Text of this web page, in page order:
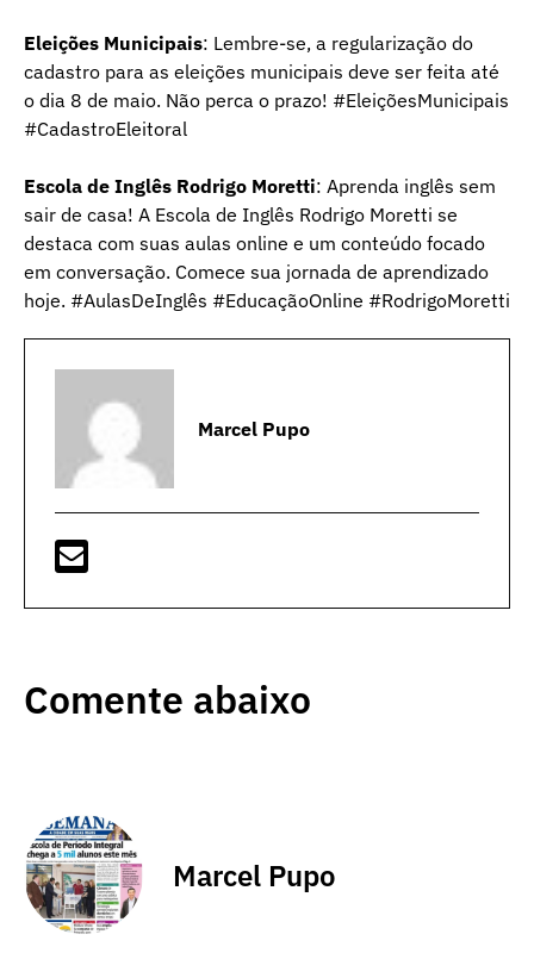
Eleições Municipais: Lembre-se, a regularização do
cadastro para as eleições municipais deve ser feita até
o dia 8 de maio. Não perca o prazo! #EleiçõesMunicipais
#CadastroEleitoral
Escola de Inglês Rodrigo Moretti: Aprenda inglês sem
sair de casa! A Escola de Inglês Rodrigo Moretti se
destaca com suas aulas online e um conteúdo focado
em conversação. Comece sua jornada de aprendizado
hoje. #AulasDeInglês #EducaçãoOnline #RodrigoMoretti
Marcel Pupo
Comente abaixo
Marcel Pupo